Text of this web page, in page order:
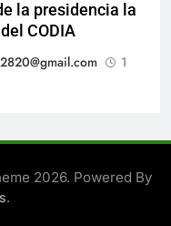
la presidencia la
CODIA
1
2026. Powered By
.